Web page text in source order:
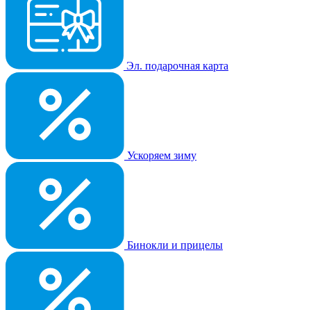
Эл. подарочная карта
Ускоряем зиму
Бинокли и прицелы